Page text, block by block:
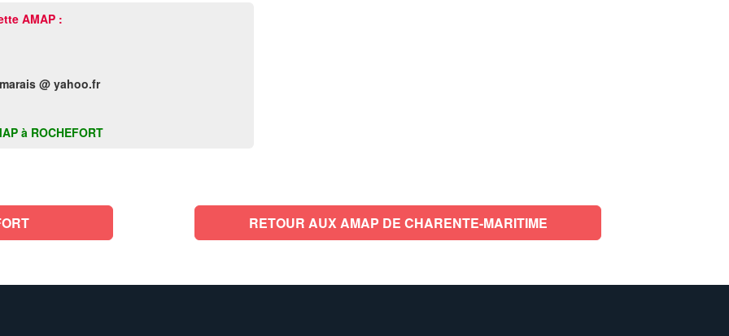
AMAP :
@ yahoo.fr
à ROCHEFORT
RETOUR AUX AMAP DE CHARENTE-MARITIME